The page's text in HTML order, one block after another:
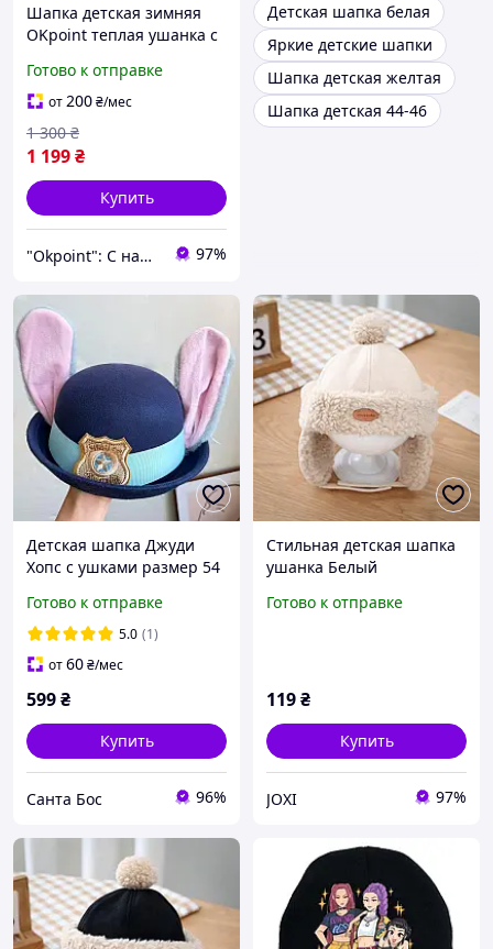
Шапка детская зимняя
OKpoint теплая ушанка с
onesize для девочек и
женщин 52-58 см нежно
розовая пудра (174304R)
Готово к отправке
от200₴/мес
1 199₴
1 300 ₴
Купить
"Okpoint": С нами ваша жизнь будет ОК! 97%
Детская шапка белая
Яркие детские шапки
Шапка детская желтая
Шапка детская 44-46
Детская шапка Джуди
Хопс с ушками размер 54
Готово к отправке
5.0 (1)
от60₴/мес
599₴
Купить
Санта Бос 96%
Стильная детская шапка
ушанка Белый
Готово к отправке
119₴
Купить
JOXI 97%